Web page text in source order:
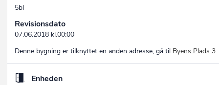
5bl
Revisionsdato
07.06.2018 kl.00:00
Denne bygning er tilknyttet en anden adresse, gå til Byens Plads 3.
Enheden